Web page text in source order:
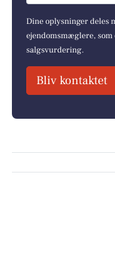
Dine oplysninger deles
ejendomsmæglere, som
salgsvurdering.
Bliv kontaktet